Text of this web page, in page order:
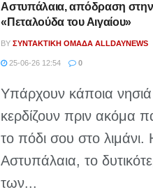
Αστυπάλαια, απόδραση στην
«Πεταλούδα του Αιγαίου»
BY ΣΥΝΤΑΚΤΙΚΉ ΟΜΆΔΑ ALLDAYNEWS
25-06-26 12:54 0
Υπάρχουν κάποια
κερδίζουν πριν ακόμα
το πόδι σου στο λιμάνι.
Αστυπάλαια, το
των...